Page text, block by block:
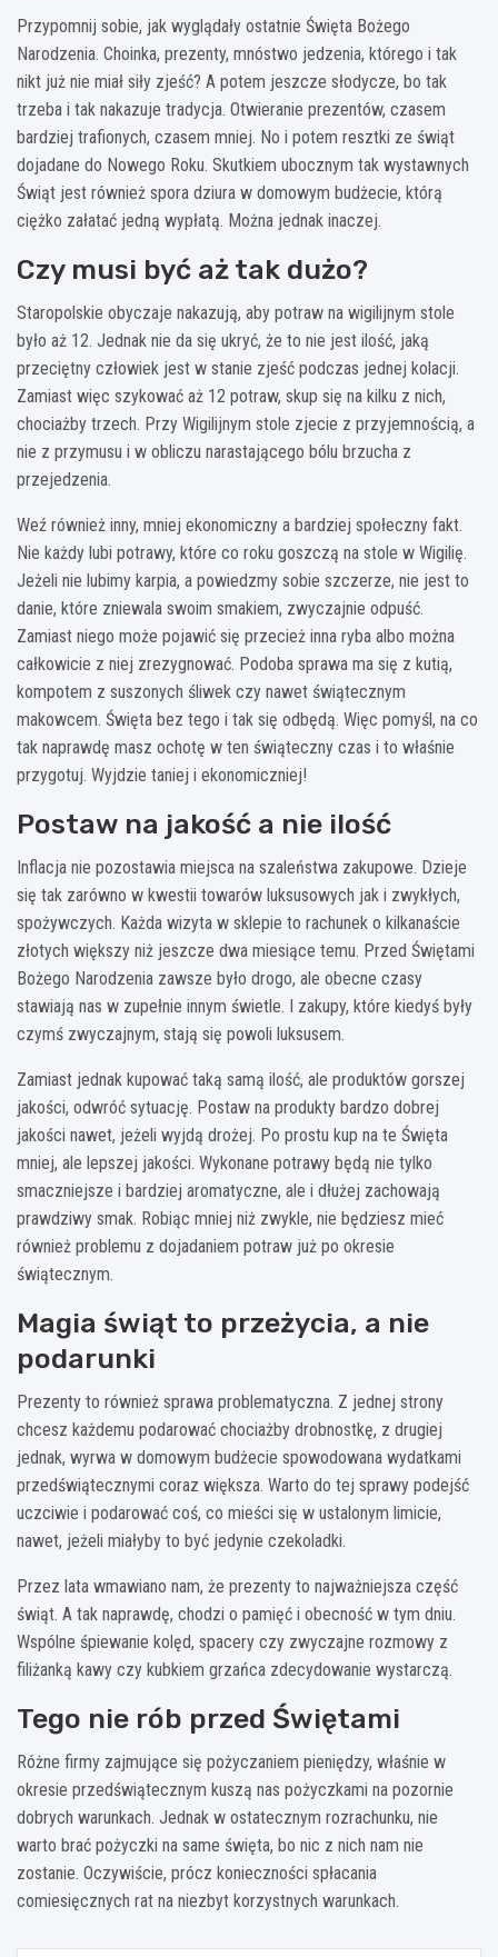
Przypomnij sobie, jak wyglądały ostatnie Święta Bożego
Narodzenia. Choinka, prezenty, mnóstwo jedzenia, którego i tak
nikt już nie miał siły zjeść? A potem jeszcze słodycze, bo tak
trzeba i tak nakazuje tradycja. Otwieranie prezentów, czasem
bardziej trafionych, czasem mniej. No i potem resztki ze świąt
dojadane do Nowego Roku. Skutkiem ubocznym tak wystawnych
Świąt jest również spora dziura w domowym budżecie, którą
ciężko załatać jedną wypłatą. Można jednak inaczej.
Czy musi być aż tak dużo?
Staropolskie obyczaje nakazują, aby potraw na wigilijnym stole
było aż 12. Jednak nie da się ukryć, że to nie jest ilość, jaką
przeciętny człowiek jest w stanie zjeść podczas jednej kolacji.
Zamiast więc szykować aż 12 potraw, skup się na kilku z nich,
chociażby trzech. Przy Wigilijnym stole zjecie z przyjemnością, a
nie z przymusu i w obliczu narastającego bólu brzucha z
przejedzenia.
Weź również inny, mniej ekonomiczny a bardziej społeczny fakt.
Nie każdy lubi potrawy, które co roku goszczą na stole w Wigilię.
Jeżeli nie lubimy karpia, a powiedzmy sobie szczerze, nie jest to
danie, które zniewala swoim smakiem, zwyczajnie odpuść.
Zamiast niego może pojawić się przecież inna ryba albo można
całkowicie z niej zrezygnować. Podoba sprawa ma się z kutią,
kompotem z suszonych śliwek czy nawet świątecznym
makowcem. Święta bez tego i tak się odbędą. Więc pomyśl, na co
tak naprawdę masz ochotę w ten świąteczny czas i to właśnie
przygotuj. Wyjdzie taniej i ekonomiczniej!
Postaw na jakość a nie ilość
Inflacja nie pozostawia miejsca na szaleństwa zakupowe. Dzieje
się tak zarówno w kwestii towarów luksusowych jak i zwykłych,
spożywczych. Każda wizyta w sklepie to rachunek o kilkanaście
złotych większy niż jeszcze dwa miesiące temu. Przed Świętami
Bożego Narodzenia zawsze było drogo, ale obecne czasy
stawiają nas w zupełnie innym świetle. I zakupy, które kiedyś były
czymś zwyczajnym, stają się powoli luksusem.
Zamiast jednak kupować taką samą ilość, ale produktów gorszej
jakości, odwróć sytuację. Postaw na produkty bardzo dobrej
jakości nawet, jeżeli wyjdą drożej. Po prostu kup na te Święta
mniej, ale lepszej jakości. Wykonane potrawy będą nie tylko
smaczniejsze i bardziej aromatyczne, ale i dłużej zachowają
prawdziwy smak. Robiąc mniej niż zwykle, nie będziesz mieć
również problemu z dojadaniem potraw już po okresie
świątecznym.
Magia świąt to przeżycia, a nie
podarunki
Prezenty to również sprawa problematyczna. Z jednej strony
chcesz każdemu podarować chociażby drobnostkę, z drugiej
jednak, wyrwa w domowym budżecie spowodowana wydatkami
przedświątecznymi coraz większa. Warto do tej sprawy podejść
uczciwie i podarować coś, co mieści się w ustalonym limicie,
nawet, jeżeli miałyby to być jedynie czekoladki.
Przez lata wmawiano nam, że prezenty to najważniejsza część
świąt. A tak naprawdę, chodzi o pamięć i obecność w tym dniu.
Wspólne śpiewanie kolęd, spacery czy zwyczajne rozmowy z
filiżanką kawy czy kubkiem grzańca zdecydowanie wystarczą.
Tego nie rób przed Świętami
Różne firmy zajmujące się pożyczaniem pieniędzy, właśnie w
okresie przedświątecznym kuszą nas pożyczkami na pozornie
dobrych warunkach. Jednak w ostatecznym rozrachunku, nie
warto brać pożyczki na same święta, bo nic z nich nam nie
zostanie. Oczywiście, prócz konieczności spłacania
comiesięcznych rat na niezbyt korzystnych warunkach.